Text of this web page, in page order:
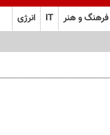
فرهنگ و هنر IT انرژی